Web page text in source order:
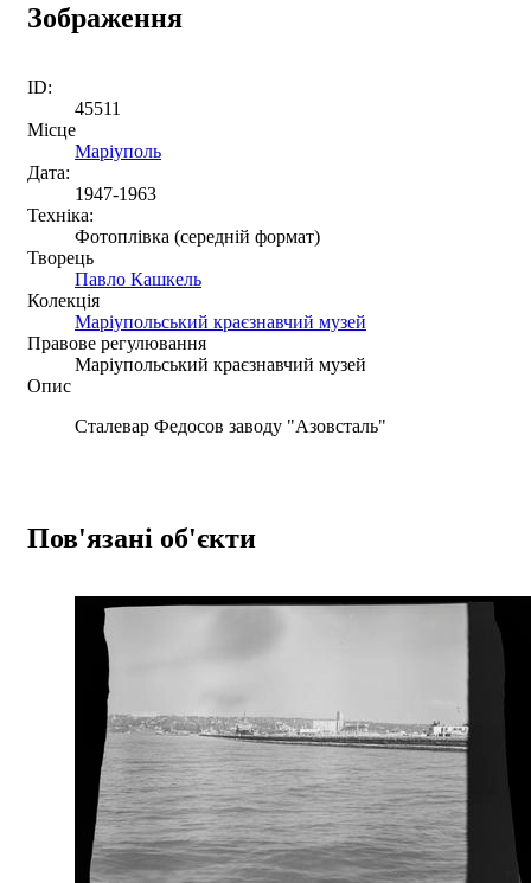
Зображення
ID:
45511
Місце
Маріуполь
Дата:
1947-1963
Техніка:
Фотоплівка (середній формат)
Творець
Павло Кашкель
Колекція
Маріупольський краєзнавчий музей
Правове регулювання
Маріупольський краєзнавчий музей
Опис
Сталевар Федосов заводу "Азовсталь"
Пов'язані об'єкти